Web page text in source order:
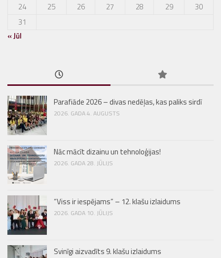
24
25 26 27 28 29
30
31
« Jūl
Parafiāde 2026 – divas nedēļas, kas paliks sirdī
2026. GADA 4. AUGUSTS
Nāc mācīt dizainu un tehnoloģijas!
2026. GADA 28. JŪLIJS
“Viss ir iespējams” – 12. klašu izlaidums
2026. GADA 10. JŪLIJS
Svinīgi aizvadīts 9. klašu izlaidums